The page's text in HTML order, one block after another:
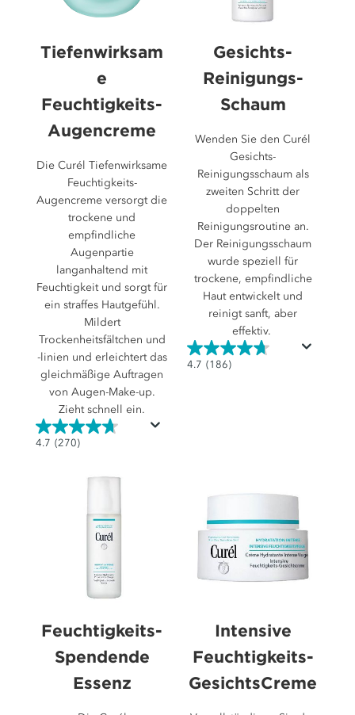
Tiefenwirksam
e
Feuchtigkeits-
Augencreme
Die Curél Tiefenwirksame
Feuchtigkeits-
Augencreme versorgt die
trockene und
empfindliche
Augenpartie
langanhaltend mit
Feuchtigkeit und sorgt für
ein straffes Hautgefühl.
Mildert
Trockenheitsfältchen und
-linien und erleichtert das
gleichmäßige Auftragen
von Augen-Make-up.
Zieht schnell ein.
4.7 (270)
4.7
Bewertungen
Gesichts-
Reinigungs-
Schaum
Wenden Sie den Curél
Gesichts-
Reinigungsschaum als
zweiten Schritt der
doppelten
Reinigungsroutine an.
Der Reinigungsschaum
wurde speziell für
trockene, empfindliche
Haut entwickelt und
reinigt sanft, aber
effektiv.
4.7 (186)
4.7
Feuchtigkeits-
Spendende
Essenz
Intensive
Feuchtigkeits-
GesichtsCreme